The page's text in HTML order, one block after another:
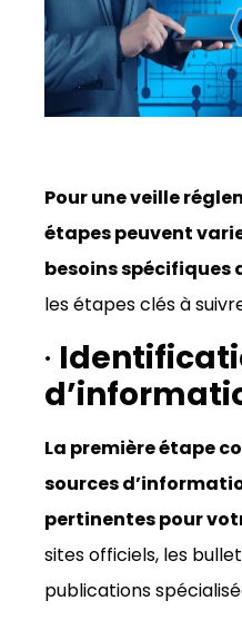
Pour une veille
étapes peuvent
besoins spécifiques
les étapes clés à
·
La première étape
sources
pertinentes pour
sites officiels, les
publications